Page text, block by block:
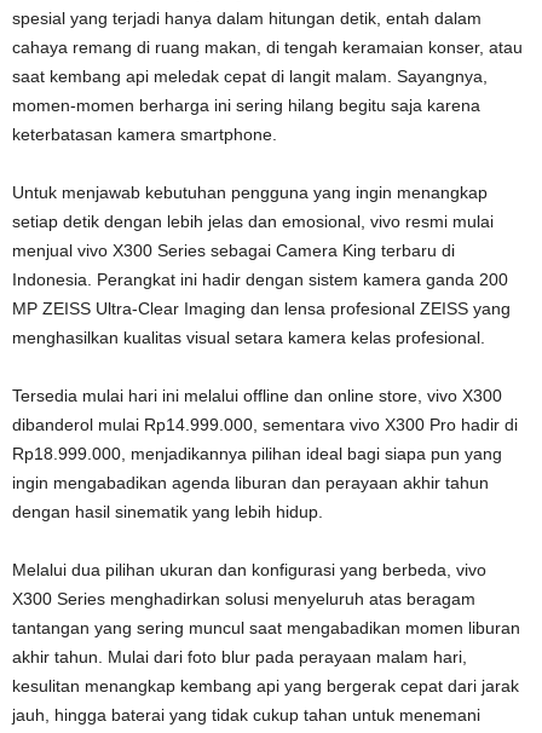
spesial yang terjadi hanya dalam hitungan detik, entah dalam
cahaya remang di ruang makan, di tengah keramaian konser, atau
saat kembang api meledak cepat di langit malam. Sayangnya,
momen-momen berharga ini sering hilang begitu saja karena
keterbatasan kamera smartphone.
Untuk menjawab kebutuhan pengguna yang ingin menangkap
setiap detik dengan lebih jelas dan emosional, vivo resmi mulai
menjual vivo X300 Series sebagai Camera King terbaru di
Indonesia. Perangkat ini hadir dengan sistem kamera ganda 200
MP ZEISS Ultra-Clear Imaging dan lensa profesional ZEISS yang
menghasilkan kualitas visual setara kamera kelas profesional.
Tersedia mulai hari ini melalui offline dan online store, vivo X300
dibanderol mulai Rp14.999.000, sementara vivo X300 Pro hadir di
Rp18.999.000, menjadikannya pilihan ideal bagi siapa pun yang
ingin mengabadikan agenda liburan dan perayaan akhir tahun
dengan hasil sinematik yang lebih hidup.
Melalui dua pilihan ukuran dan konfigurasi yang berbeda, vivo
X300 Series menghadirkan solusi menyeluruh atas beragam
tantangan yang sering muncul saat mengabadikan momen liburan
akhir tahun. Mulai dari foto blur pada perayaan malam hari,
kesulitan menangkap kembang api yang bergerak cepat dari jarak
jauh, hingga baterai yang tidak cukup tahan untuk menemani